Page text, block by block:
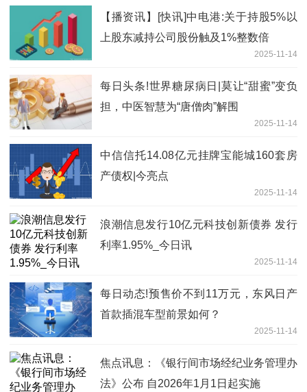
【播资讯】[快讯]中电港:关于持股5%以
上股东减持公司股份触及1%整数倍
2025-11-14
每日头条!世界糖尿病日|莫让“甜蜜”变负
担，中医智慧为“唐僧肉”解围
2025-11-14
中信信托14.08亿元挂牌宝能城160套房
产债权|今亮点
2025-11-14
浪潮信息发行10亿元科技创新债券 发行
利率1.95%_今日讯
2025-11-14
每日动态!预售价不到11万元，东风日产
首款插混车型前景如何？
2025-11-14
焦点讯息：《银行间市场经纪业务管理办
法》公布 自2026年1月1日起实施